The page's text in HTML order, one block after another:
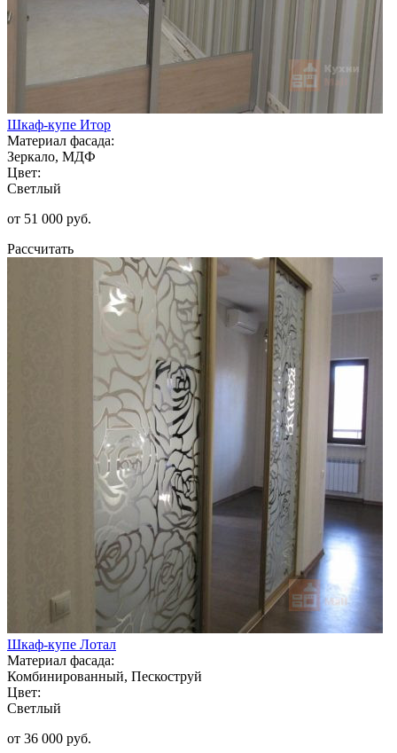
Шкаф-купе Итор
Материал фасада:
Зеркало, МДФ
Цвет:
Светлый
от 51 000 руб.
Рассчитать
Шкаф-купе Лотал
Материал фасада:
Комбинированный, Пескоструй
Цвет:
Светлый
от 36 000 руб.